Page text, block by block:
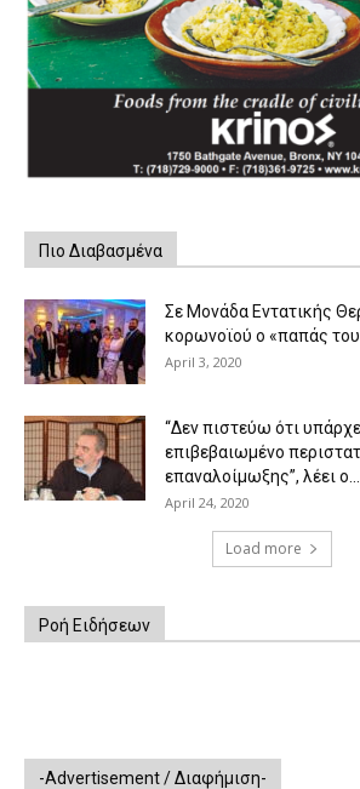
Πιο Διαβασμένα
Σε Μονάδα Εντατικής
κορωνοϊού ο «παπάς του
April 3, 2020
“Δεν πιστεύω ότι
επιβεβαιωμένο
επαναλοίμωξης”, λέει ο...
April 24, 2020
Load more
Ροή Ειδήσεων
-Advertisement / Διαφήμιση-